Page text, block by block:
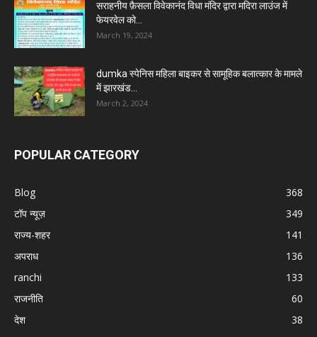
सराहनीय फ़ैसला विवेकानंद विधा मंदिर द्वारा मदिरा लाउंज में
फेयरवेल को...
March 19, 2024
dumka स्पेनिस महिला बाइकर से सामूहिक बलात्कार के मामले
में झारखंड...
March 2, 2024
POPULAR CATEGORY
Blog
368
टॉप न्यूज़
349
राज्य-शहर
141
अपराध
136
ranchi
133
राजनीति
60
देश
38